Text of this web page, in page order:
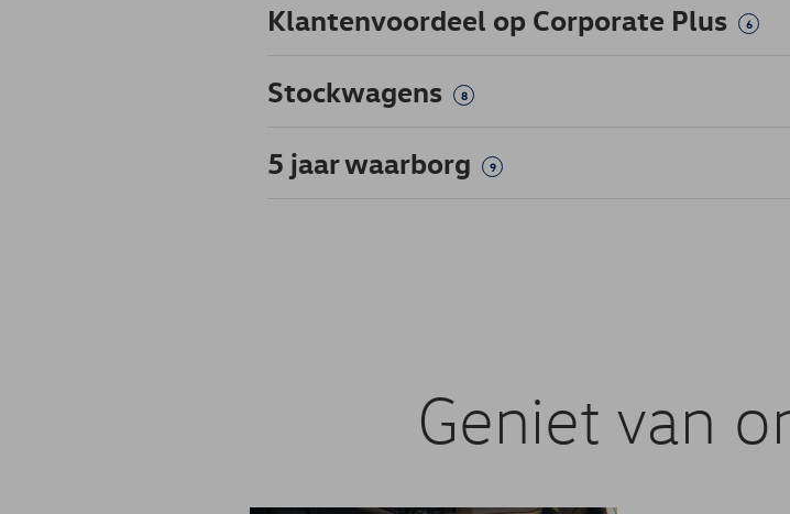
Klantenvoordeel op Corporate Plus 6
Stockwagens 8
5 jaar waarborg 9
Geniet van